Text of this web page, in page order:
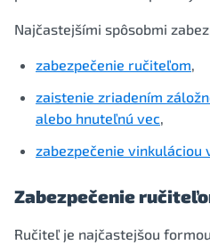
Najčastejšími spôsobmi
zabezpečenie ručiteľom,
zaistenie zriadením
alebo hnuteľnú vec,
zabezpečenie vinkuláciou
Zabezpečenie
Ručiteľ je najčastejšou